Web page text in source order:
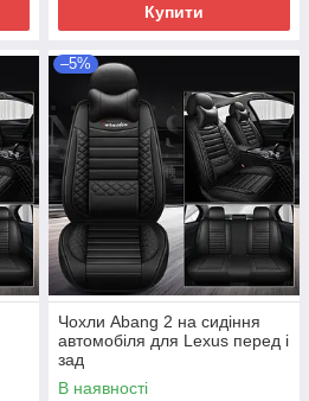
Купити
–5%
Чохли Abang 2 на сидіння
автомобіля для Lexus перед і
зад
В наявності